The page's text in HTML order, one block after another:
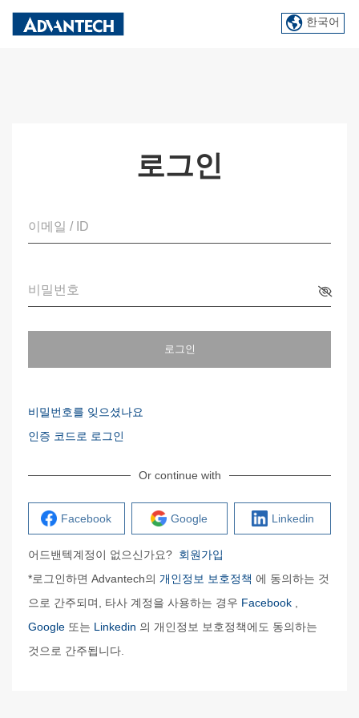
한국어
로그인
이메일 / ID
비밀번호
로그인
비밀번호를 잊으셨나요
인증 코드로 로그인
Or continue with
Facebook Google Linkedin
어드밴텍계정이 없으신가요? 회원가입
*로그인하면 Advantech의 개인정보 보호정책 에 동의하는 것
으로 간주되며, 타사 계정을 사용하는 경우 Facebook
Google 또는 Linkedin 의 개인정보 보호정책에도 동의하는
것으로 간주됩니다.